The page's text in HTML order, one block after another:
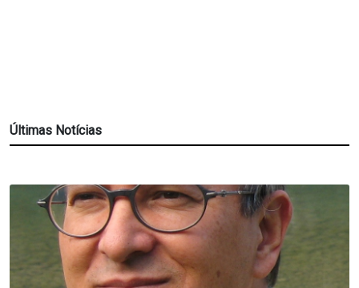
Últimas Notícias